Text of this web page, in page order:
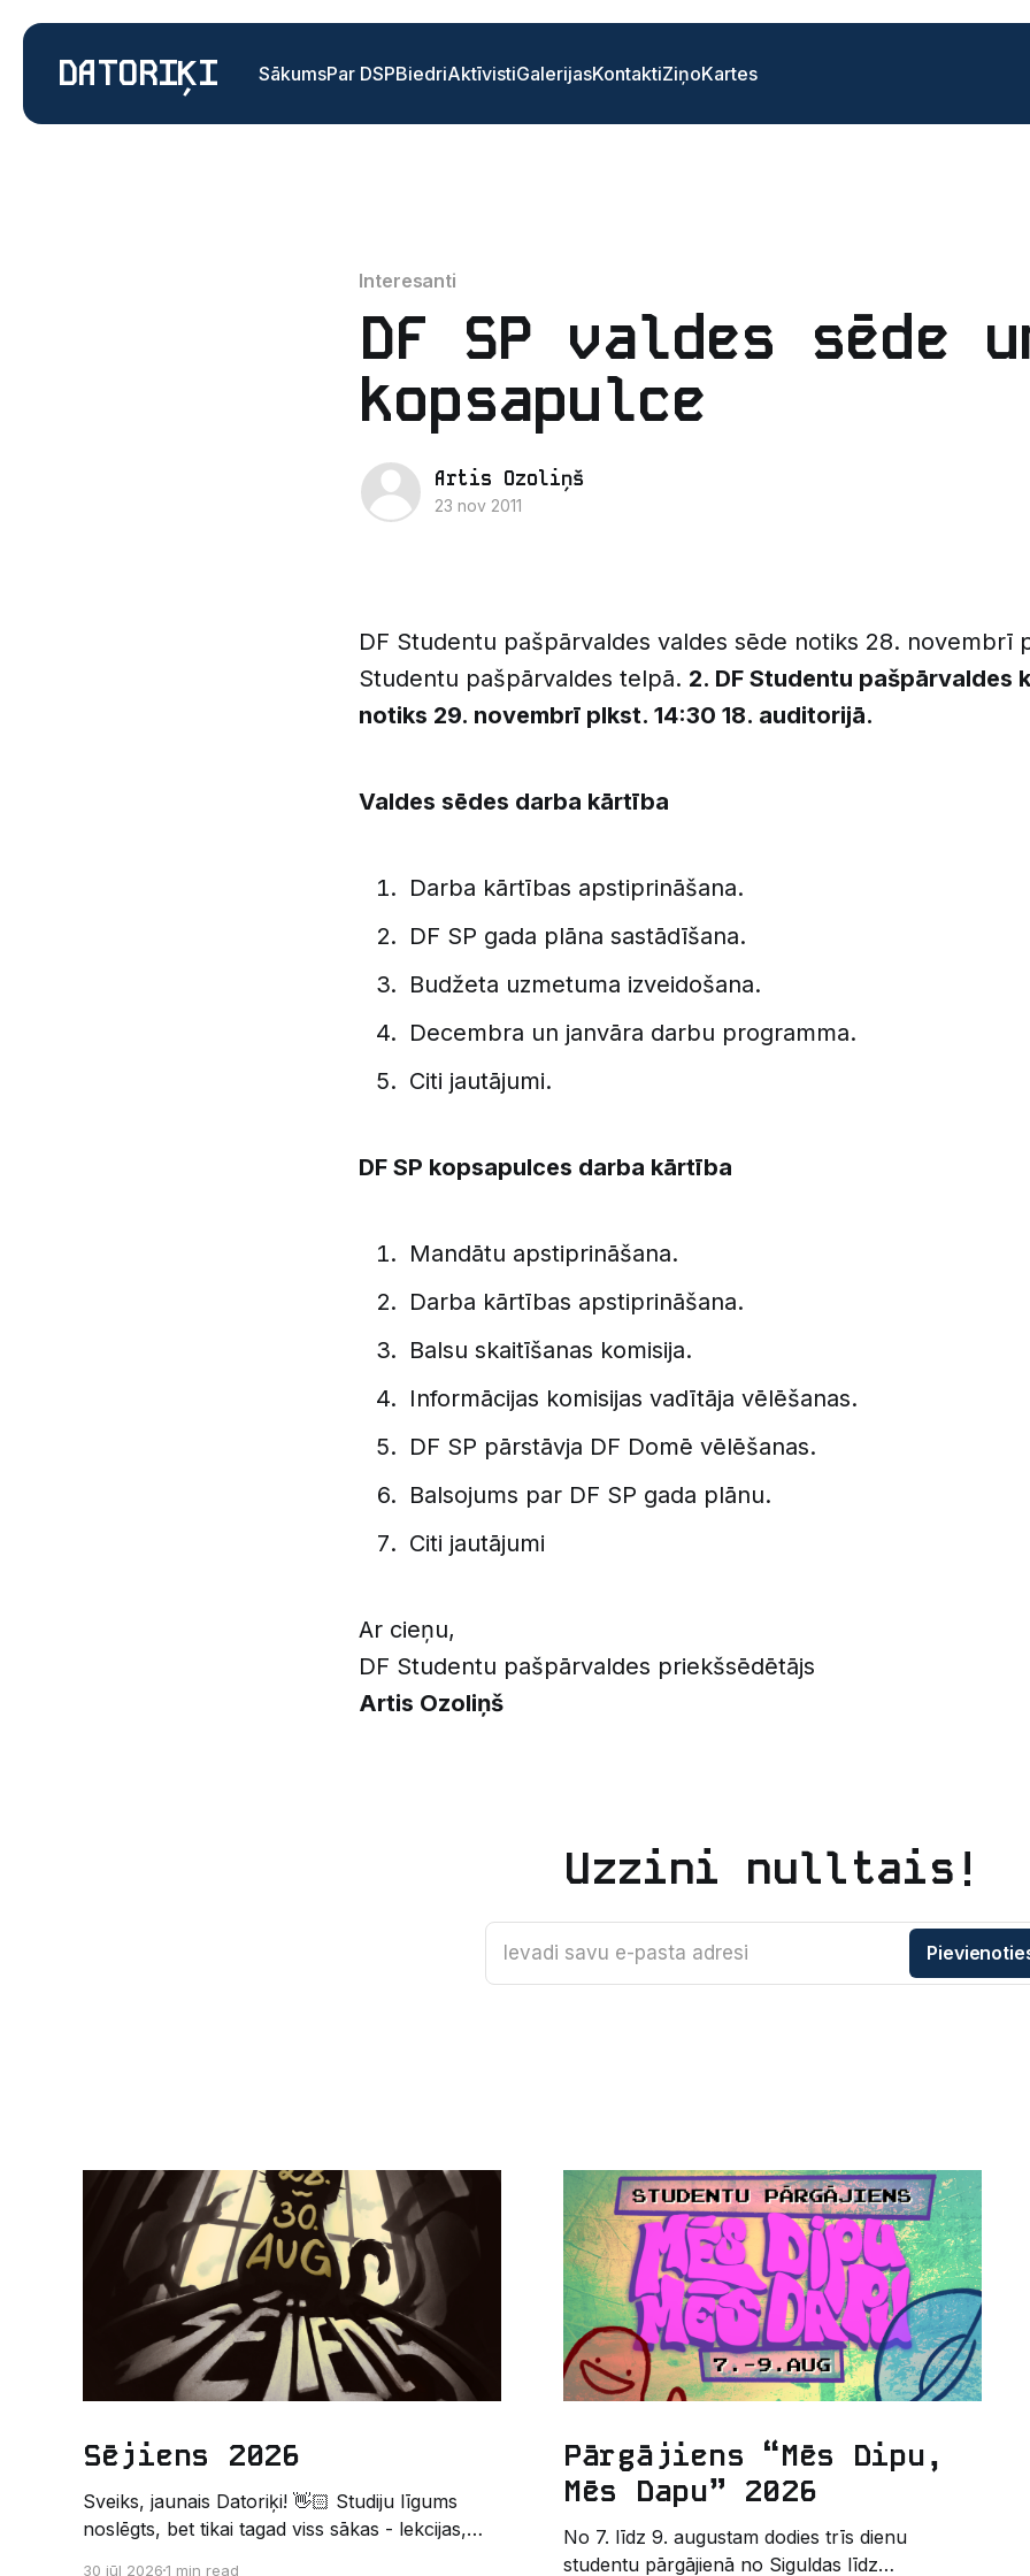
DATORIĶI SākumsPar DSPBiedriAktīvistiGalerijasKontaktiZiņoKartes
Interesanti
DF SP valdes sēde
kopsapulce
Artis Ozoliņš
23 nov 2011
DF Studentu pašpārvaldes valdes sēde notiks 28. novembrī
Studentu pašpārvaldes telpā. 2. DF Studentu pašpārvaldes
notiks 29. novembrī plkst. 14:30 18. auditorijā.
Valdes sēdes darba kārtība
Darba kārtības apstiprināšana.
DF SP gada plāna sastādīšana.
Budžeta uzmetuma izveidošana.
Decembra un janvāra darbu programma.
Citi jautājumi.
DF SP kopsapulces darba kārtība
Mandātu apstiprināšana.
Darba kārtības apstiprināšana.
Balsu skaitīšanas komisija.
Informācijas komisijas vadītāja vēlēšanas.
DF SP pārstāvja DF Domē vēlēšanas.
Balsojums par DF SP gada plānu.
Citi jautājumi
Ar cieņu,
DF Studentu pašpārvaldes priekšsēdētājs
Artis Ozoliņš
Uzzini nulltais!
Ievadi savu e-pasta adresi
Sējiens 2026
Sveiks, jaunais Datoriķi! 👋🏻 Studiju līgums
noslēgts, bet tikai tagad viss sākas - lekcijas,
30 jūl 20261 min read
Pārgājiens “Mēs Dipu,
Mēs Dapu” 2026
No 7. līdz 9. augustam dodies trīs dienu
studentu pārgājienā no Siguldas līdz